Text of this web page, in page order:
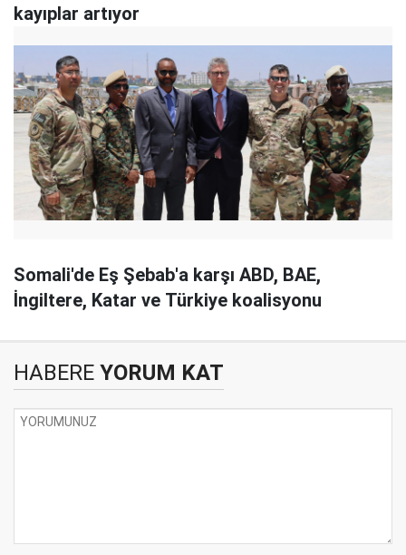
kayıplar artıyor
Somali'de Eş Şebab'a karşı ABD, BAE,
İngiltere, Katar ve Türkiye koalisyonu
HABERE YORUM KAT